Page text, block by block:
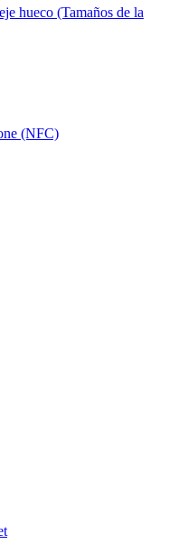
hueco (Tamaños de la
(NFC)